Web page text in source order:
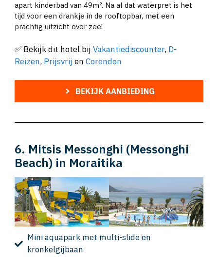
apart kinderbad van 49m². Na al dat waterpret is het
tijd voor een drankje in de rooftopbar, met een
prachtig uitzicht over zee!
✅ Bekijk dit hotel bij Vakantiediscounter, D-
Reizen, Prijsvrij en Corendon
BEKIJK AANBIEDING
6. Mitsis Messonghi (Messonghi
Beach) in Moraitika
Mini aquapark met multi-slide en
kronkelgijbaan